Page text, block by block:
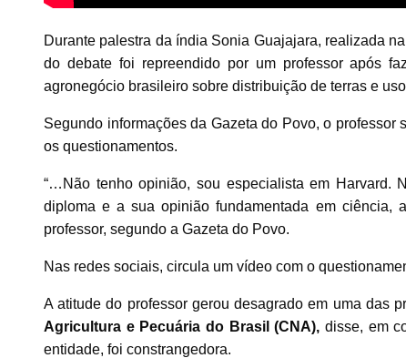
Durante palestra da índia Sonia Guajajara, realizada
do debate foi repreendido por um professor após
agronegócio brasileiro sobre distribuição de terras e
Segundo informações da Gazeta do Povo, o
os questionamentos.
“…Não tenho opinião, sou especialista em
diploma e a sua opinião fundamentada em ciência,
professor, segundo a Gazeta do Povo.
Nas redes sociais, circula um vídeo com o
A atitude do professor gerou desagrado em uma das
Agricultura e Pecuária do Brasil (CNA), disse, em
entidade, foi constrangedora.